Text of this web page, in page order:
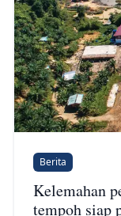
Berita
Kelemahan
tempoh siap